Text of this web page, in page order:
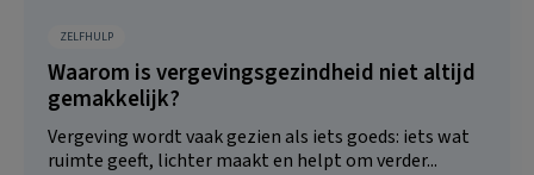
ZELFHULP
Waarom is vergevingsgezindheid niet altijd
gemakkelijk?
Vergeving wordt vaak gezien als iets goeds: iets wat
ruimte geeft, lichter maakt en helpt om verder...